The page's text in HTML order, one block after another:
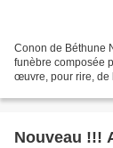
Conon de Béthune
funèbre composée
œuvre, pour rire, de
Nouveau !!!